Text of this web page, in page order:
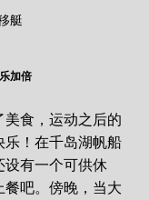
艇
加倍
食，运动之后的
乐！在千岛湖帆船
设有一个可供休
吧。傍晚，当大